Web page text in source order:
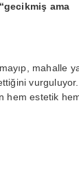
“gecikmiş ama
mahalle
vurguluyor.
hem estetik